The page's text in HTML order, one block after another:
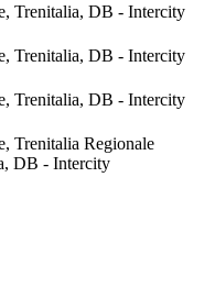
Trenitalia, DB - Intercity
Trenitalia, DB - Intercity
Trenitalia, DB - Intercity
Trenitalia Regionale
DB - Intercity
, ©OpenStreetMapcontributors